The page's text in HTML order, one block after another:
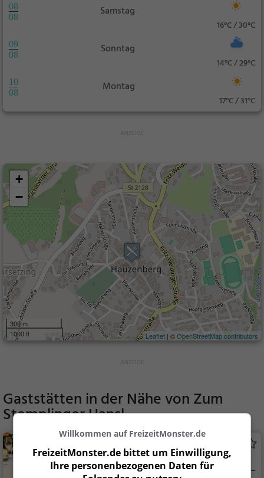
08
08
Samstag
16°C / 30°C
09
08
Sonntag
14°C / 29°C
10
08
Montag
17°C / 31°C
+
−
300 m
1000 ft
Leaflet | ©OpenStreetMap contributors
Gaststätten in der Nähe vonZum
Stemplinger Hansl
Restaurant in Hauzenberg
Willkommen auf FreizeitMonster.de
FreizeitMonster.de bittet um Einwilligung,
Ihre personenbezogenen Daten für